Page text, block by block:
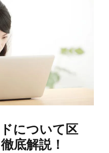
について区
底解説！